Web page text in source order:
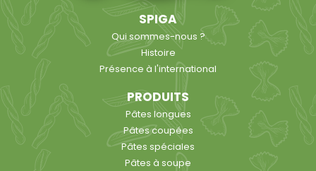
SPIGA
Qui sommes-nous ?
Histoire
Présence à l'international
PRODUITS
Pâtes longues
Pâtes coupées
Pâtes spéciales
Pâtes à soupe